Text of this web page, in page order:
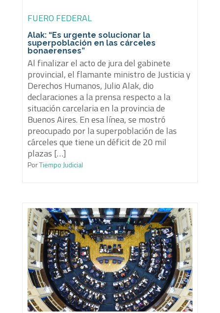
FUERO FEDERAL
Alak: “Es urgente solucionar la
superpoblación en las cárceles
bonaerenses”
Al finalizar el acto de jura del gabinete
provincial, el flamante ministro de Justicia y
Derechos Humanos, Julio Alak, dio
declaraciones a la prensa respecto a la
situación carcelaria en la provincia de
Buenos Aires. En esa línea, se mostró
preocupado por la superpoblación de las
cárceles que tiene un déficit de 20 mil
plazas […]
PorTiempo Judicial